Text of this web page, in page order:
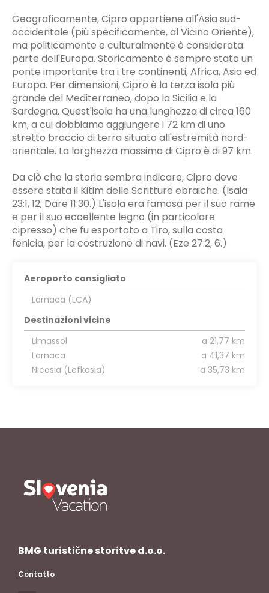
Geograficamente, Cipro appartiene all'Asia sud-
occidentale (più specificamente, al Vicino Oriente),
ma politicamente e culturalmente è considerata
parte dell'Europa. Storicamente è sempre stato un
ponte importante tra i tre continenti, Africa, Asia ed
Europa. Per dimensioni, Cipro è la terza isola più
grande del Mediterraneo, dopo la Sicilia e la
Sardegna. Quest'isola ha una lunghezza di circa 160
km, a cui dobbiamo aggiungere i 72 km di uno
stretto braccio di terra situato all'estremità nord-
orientale. La larghezza massima di Cipro è di 97 km.
Da ciò che la storia sembra indicare, Cipro deve
essere stata il Kitim delle Scritture ebraiche. (Isaia
23:1, 12; Dare 11:30.) L'isola era famosa per il suo rame
e per il suo eccellente legno (in particolare
cipresso) che fu esportato a Tiro, sulla costa
fenicia, per la costruzione di navi. (Eze 27:2, 6.)
Aeroporto consigliato
Larnaca (LCA)
Destinazioni vicine
Limassol
a 21,77 km
Larnaca
a 41,37 km
Nicosia (Lefkosia)
a 35,73 km
BMG turistične storitve d.o.o.
Contatto